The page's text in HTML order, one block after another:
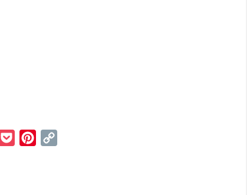
HatenaPocketPinterest